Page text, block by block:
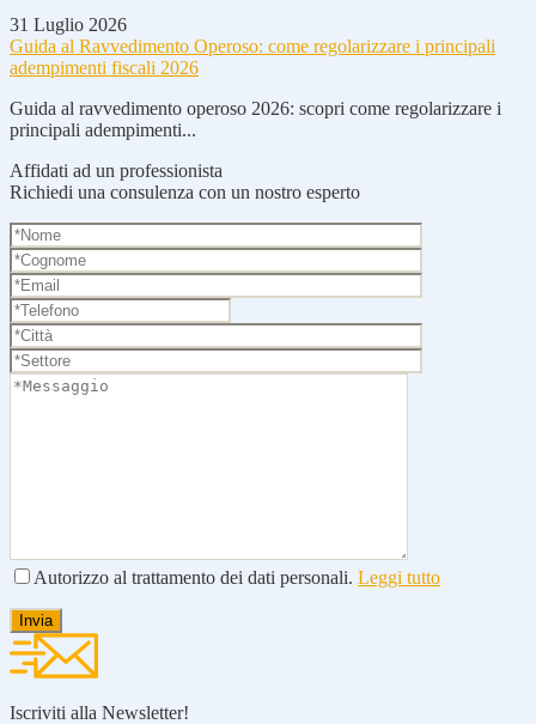
31 Luglio 2026
Guida al Ravvedimento Operoso: come regolarizzare i principali
adempimenti fiscali 2026
Guida al ravvedimento operoso 2026: scopri come regolarizzare i
principali adempimenti...
Affidati ad un professionista
Richiedi una consulenza con un nostro esperto
Autorizzo al trattamento dei dati personali. Leggi tutto
Iscriviti alla Newsletter!